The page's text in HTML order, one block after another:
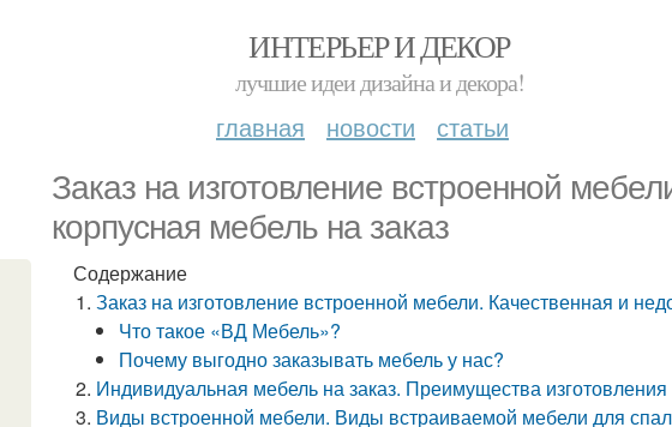
ИНТЕРЬЕР И ДЕКОР
лучшие идеи дизайна и декора!
главная новости статьи
Заказ на изготовление встроенной
корпусная мебель на заказ
Содержание
Заказ на изготовление встроенной мебели. Качественная и
Что такое «ВД Мебель»?
Почему выгодно заказывать мебель у нас?
Индивидуальная мебель на заказ. Преимущества изготовления
Виды встроенной мебели. Виды встраиваемой мебели для